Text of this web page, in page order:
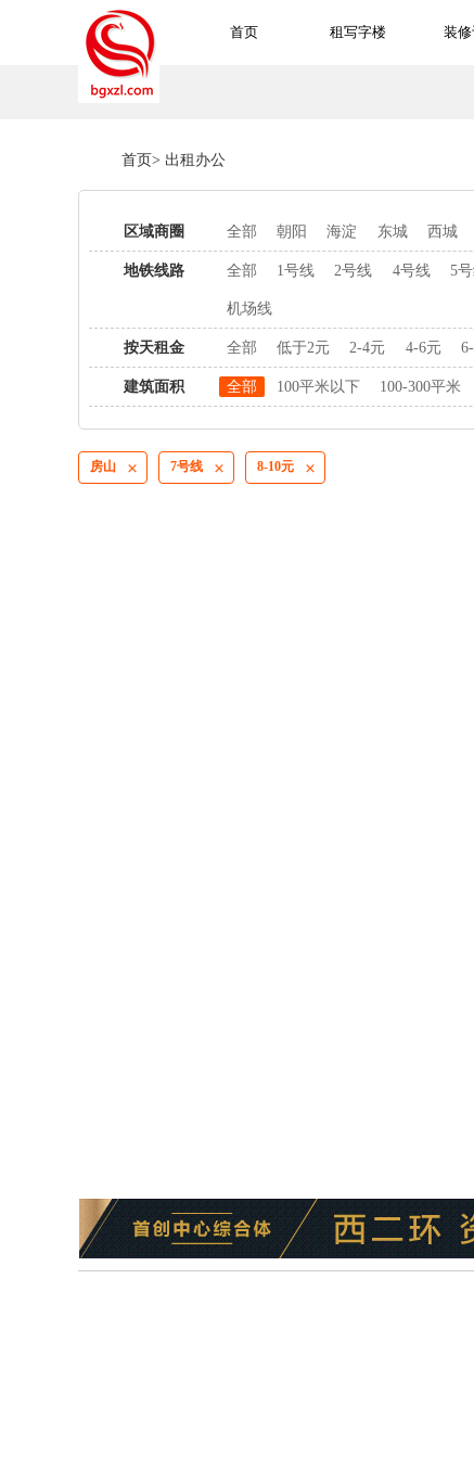
首页 租写字楼 装
首页> 出租办公
区域商圈 全部 朝阳 海淀 东城 西城
地铁线路 全部 1号线 2号线 4号线 5
机场线
按天租金 全部 低于2元 2-4元 4-6元
建筑面积 全部 100平米以下 100-300平米
房山  7号线  8-10元 